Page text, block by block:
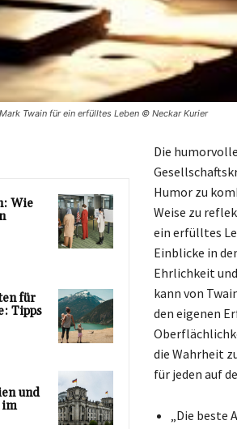
Twain für ein erfülltes Leben © Neckar Kurier
Wie
für
Tipps
und
im
Die
Humor zu
Weise zu
ein erfülltes
Einblicke in
Ehrlichkeit
kann von
den eigenen
die Wahrheit
für jeden auf
„Die